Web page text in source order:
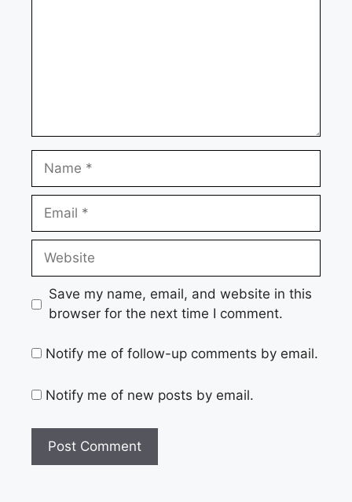
Name
Email
Website
Save my name, email, and website in this
browser for the next time I comment.
Notify me of follow-up comments by email.
Notify me of new posts by email.